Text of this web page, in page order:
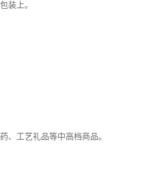
装上。
工艺礼品等中高档商品。